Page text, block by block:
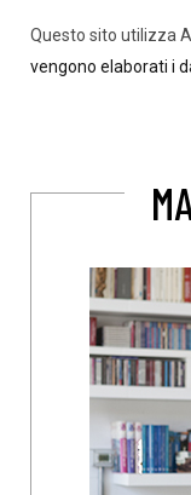
Questo sito utilizza
vengono elaborati i